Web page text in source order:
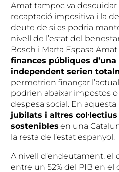
Amat tampoc va descuidar
recaptació impositiva i la
deute de si es podria
nivell de l’estat del
Bosch i Marta Espasa
finances públiques d’una
independent serien
permetrien finançar
podrien abaixar impostos
despesa social. En aquesta
jubilats i altres
sostenibles en una
la resta de l’estat espanyol.
A nivell d’endeutament, el
entre un 52% del PIB en el